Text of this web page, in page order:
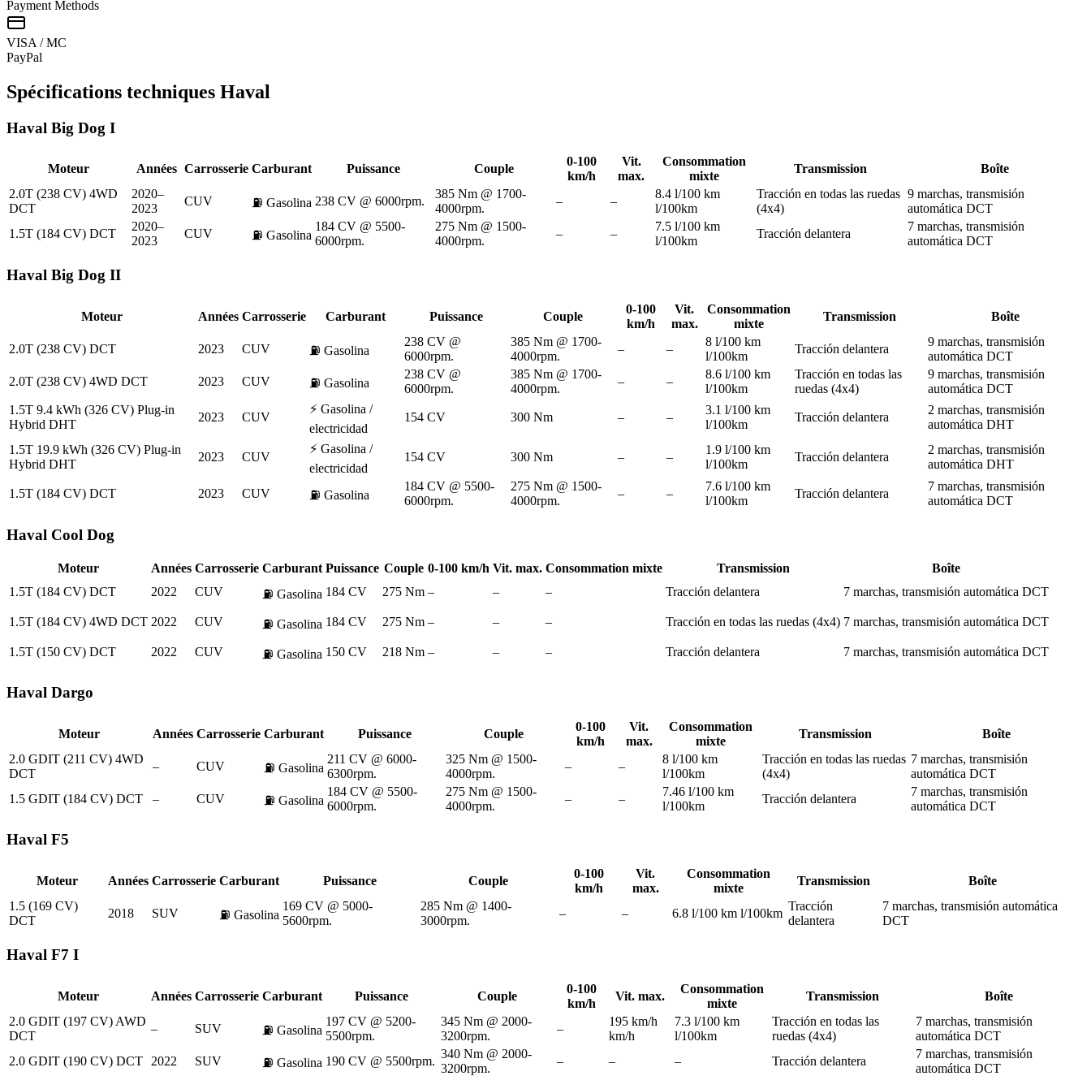
Payment Methods
VISA / MC
PayPal
Spécifications techniques Haval
Haval Big Dog I
Moteur Années Carrosserie Carburant Puissance Couple
0-100
km/h
Vit.
max.
Consommation
mixte
Transmission
Boîte
2.0T (238 CV) 4WD
DCT
2020–
2023
CUV ⛽ Gasolina 238 CV @ 6000rpm.
385 Nm @ 1700-
4000rpm.
– –
8.4 l/100 km
l/100km
Tracción en todas las ruedas
(4x4)
9 marchas, transmisión
automática DCT
1.5T (184 CV) DCT
2020–
2023
CUV ⛽ Gasolina
184 CV @ 5500-
6000rpm.
275 Nm @ 1500-
4000rpm.
– –
7.5 l/100 km
l/100km
Tracción delantera
7 marchas, transmisión
automática DCT
Haval Big Dog II
Moteur Années Carrosserie Carburant Puissance Couple
0-100
km/h
Vit.
max.
Consommation
mixte
Transmission Boîte
2.0T (238 CV) DCT 2023 CUV ⛽ Gasolina
238 CV @
6000rpm.
385 Nm @ 1700-
4000rpm.
– –
8 l/100 km
l/100km
Tracción delantera
9 marchas, transmisión
automática DCT
2.0T (238 CV) 4WD DCT
2023 CUV ⛽ Gasolina
238 CV @
6000rpm.
385 Nm @ 1700-
4000rpm.
– –
8.6 l/100 km
l/100km
Tracción en todas las
ruedas (4x4)
9 marchas, transmisión
automática DCT
1.5T 9.4 kWh (326 CV) Plug-in
Hybrid DHT
2023 CUV
⚡ Gasolina /
electricidad
154 CV 300 Nm – –
3.1 l/100 km
l/100km
Tracción delantera
2 marchas, transmisión
automática DHT
1.5T 19.9 kWh (326 CV) Plug-in
Hybrid DHT
2023 CUV
⚡ Gasolina /
electricidad
154 CV 300 Nm – –
1.9 l/100 km
l/100km
Tracción delantera
2 marchas, transmisión
automática DHT
1.5T (184 CV) DCT 2023 CUV ⛽ Gasolina
184 CV @ 5500-
6000rpm.
275 Nm @ 1500-
4000rpm.
– –
7.6 l/100 km
l/100km
Tracción delantera
7 marchas, transmisión
automática DCT
Haval Cool Dog
Moteur Années Carrosserie Carburant Puissance Couple 0-100 km/h Vit. max. Consommation mixte Transmission
Boîte
1.5T (184 CV) DCT
2022 CUV ⛽ Gasolina 184 CV 275 Nm – – – Tracción delantera 7 marchas, transmisión automática DCT
1.5T (184 CV) 4WD DCT 2022 CUV ⛽ Gasolina 184 CV 275 Nm – – – Tracción en todas las ruedas (4x4) 7 marchas, transmisión automática DCT
1.5T (150 CV) DCT 2022 CUV ⛽ Gasolina 150 CV 218 Nm – – – Tracción delantera 7 marchas, transmisión automática DCT
Haval Dargo
Moteur Années Carrosserie Carburant Puissance Couple
0-100
km/h
Vit.
max.
Consommation
mixte
Transmission
Boîte
2.0 GDIT (211 CV) 4WD
DCT
– CUV ⛽ Gasolina
211 CV @ 6000-
6300rpm.
325 Nm @ 1500-
4000rpm.
– –
8 l/100 km
l/100km
Tracción en todas las ruedas
(4x4)
7 marchas, transmisión
automática DCT
1.5 GDIT (184 CV) DCT
– CUV ⛽ Gasolina
184 CV @ 5500-
6000rpm.
275 Nm @ 1500-
4000rpm.
– –
7.46 l/100 km
l/100km
Tracción delantera
7 marchas, transmisión
automática DCT
Haval F5
Moteur Années Carrosserie Carburant Puissance Couple
0-100
km/h
Vit.
max.
Consommation
mixte
Transmission
Boîte
1.5 (169 CV)
DCT
2018 SUV ⛽ Gasolina
169 CV @ 5000-
5600rpm.
285 Nm @ 1400-
3000rpm.
– – 6.8 l/100 km l/100km
Tracción
delantera
7 marchas, transmisión automática
DCT
Haval F7 I
Moteur Années Carrosserie Carburant Puissance Couple
0-100
km/h
Vit. max.
Consommation
mixte
Transmission
Boîte
2.0 GDIT (197 CV) AWD
DCT
– SUV ⛽ Gasolina
197 CV @ 5200-
5500rpm.
345 Nm @ 2000-
3200rpm.
–
195 km/h
km/h
7.3 l/100 km
l/100km
Tracción en todas las
ruedas (4x4)
7 marchas, transmisión
automática DCT
2.0 GDIT (190 CV) DCT
2022 SUV ⛽ Gasolina 190 CV @ 5500rpm.
340 Nm @ 2000-
3200rpm.
– – – Tracción delantera
7 marchas, transmisión
automática DCT